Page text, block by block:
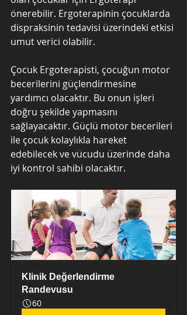
önerebilir. Ergoterapinin çocuklarda
dispraksinin tedavisi üzerindeki etkisi
umut verici olabilir.
Çocuk Ergoterapisti, çocuğun motor
becerilerini güçlendirmesine
yardımcı olacaktır. Bu onun işleri
doğru şekilde yapmasını
sağlayacaktır. Güçlü motor becerileri
ile çocuk kolaylıkla hareket
edebilecek ve vücudu üzerinde daha
iyi kontrol sahibi olacaktır.
Klinik Değerlendirme
Randevusu
60